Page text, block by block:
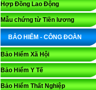
Hợp Đồng Lao Động
Mẫu chứng từ Tiền lương
BẢO HIỂM - CÔNG ĐOÀN
Bảo Hiểm Xã Hội
Bảo Hiểm Y Tế
Bảo Hiểm Thất Nghiệp